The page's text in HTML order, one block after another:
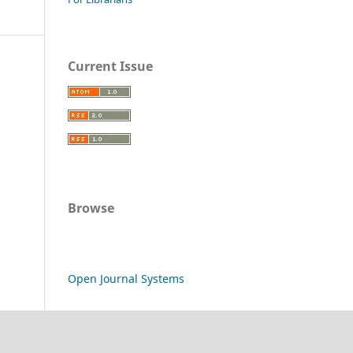
Current Issue
Browse
Open Journal Systems